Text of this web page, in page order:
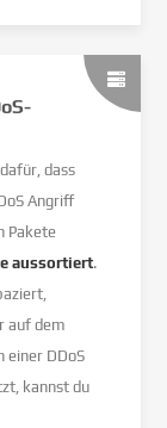
dass
Angriff
Pakete
aussortiert.
auf dem
einer DDoS
kannst du